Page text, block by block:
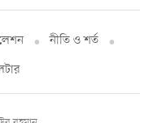
নীতি ও শর্ত